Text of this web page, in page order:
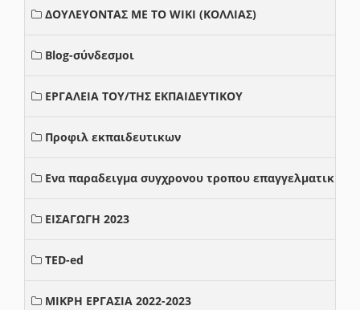
ΔΟΥΛΕΥΟΝΤΑΣ ΜΕ ΤΟ WIKI (ΚΟΛΛΙΑΣ)
Blog-σύνδεσμοι
ΕΡΓΑΛΕΙΑ ΤΟΥ/ΤΗΣ ΕΚΠΑΙΔΕΥΤΙΚΟΥ
Προφιλ εκπαιδευτικων
Ενα παραδειγμα συγχρονου τροπου επαγγελματικης
ΕΙΣΑΓΩΓΗ 2023
TED-ed
ΜΙΚΡΗ ΕΡΓΑΣΙΑ 2022-2023